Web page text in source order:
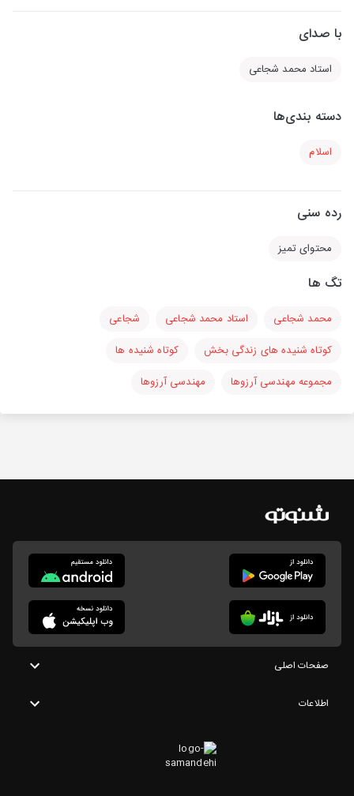
با صدای
استاد محمد شجاعی
دسته بندی‌ها
اسلام
رده سنی
محتوای تمیز
تگ ها
محمد شجاعی استاد محمد شجاعی
شجاعی
کوتاه شنیده های زندگی بخش
کوتاه شنیده ها
مجموعه مهندسی آرزوها
مهندسی آرزوها
صفحات اصلی
اطلاعات